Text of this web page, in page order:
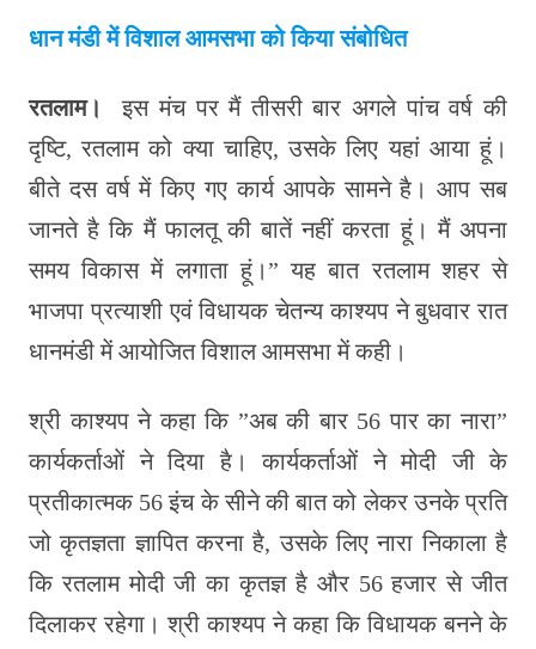
धान मंडी में विशाल आमसभा को किया संबोधित
रतलाम।
इस मंच पर मैं तीसरी बार अगले पांच वर्ष की
दृष्टि, रतलाम को क्या चाहिए, उसके लिए यहां आया हूं।
बीते दस वर्ष में किए गए कार्य आपके सामने है। आप सब
जानते है कि मैं फालतू की बातें नहीं करता हूं। मैं अपना
समय विकास में लगाता हूं।” यह बात रतलाम शहर से
भाजपा प्रत्याशी एवं विधायक चेतन्य काश्यप ने बुधवार रात
धानमंडी में आयोजित विशाल आमसभा में कही।
श्री काश्यप ने कहा कि ”अब की बार 56 पार का नारा”
कार्यकर्ताओं ने दिया है। कार्यकर्ताओं ने मोदी जी के
प्रतीकात्मक 56 इंच के सीने की बात को लेकर उनके प्रति
जो कृतज्ञता ज्ञापित करना है, उसके लिए नारा निकाला है
कि रतलाम मोदी जी का कृतज्ञ है और 56 हजार से जीत
दिलाकर रहेगा। श्री काश्यप ने कहा कि विधायक बनने के